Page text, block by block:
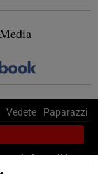
Vedete Paparazzi
trimite mail la